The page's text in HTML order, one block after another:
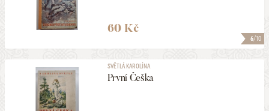
6/10
60 Kč
SVĚTLÁ KAROLÍNA
První Češka